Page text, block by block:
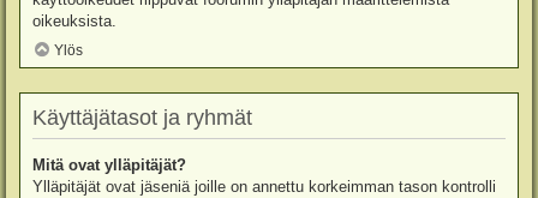
oikeuksista.
Ylös
Käyttäjätasot ja ryhmät
Mitä ovat ylläpitäjät?
Ylläpitäjät ovat jäseniä joille on annettu korkeimman tason kontrolli